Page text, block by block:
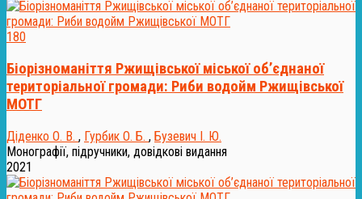
180
Біорізноманіття Ржищівської міської об’єднаної
територіальної громади: Риби водойм Ржищівської
МОТГ
Діденко О. В. , Гурбик О. Б. , Бузевич І. Ю.
Монографії, підручники, довідкові видання
2021